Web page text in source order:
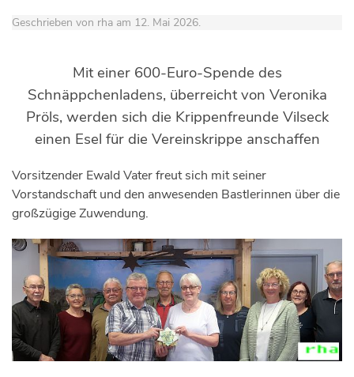
Geschrieben von rha am 12. Mai 2026.
Mit einer 600-Euro-Spende des
Schnäppchenladens, überreicht von Veronika
Pröls, werden sich die Krippenfreunde Vilseck
einen Esel für die Vereinskrippe anschaffen
Vorsitzender Ewald Vater freut sich mit seiner
Vorstandschaft und den anwesenden Bastlerinnen über die
großzügige Zuwendung.